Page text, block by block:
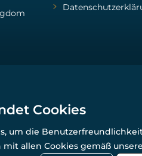
© Alle Rechte vorbehalten.
Cookies
um die
allen Cookies gemäß